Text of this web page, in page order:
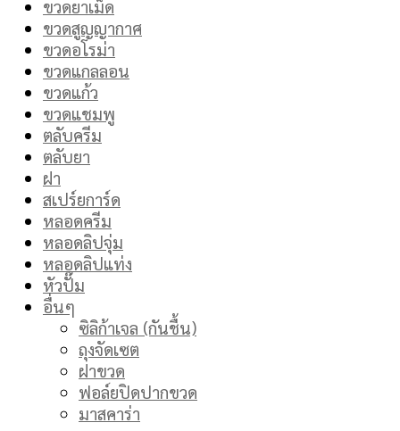
ขวดยาเม็ด
ขวดสูญญากาศ
ขวดอโรม่า
ขวดแกลลอน
ขวดแก้ว
ขวดแชมพู
ตลับครีม
ตลับยา
ฝา
สเปร์ยการ์ด
หลอดครีม
หลอดลิปจุ่ม
หลอดลิปแท่ง
หัวปั๊ม
อื่นๆ
ซิลิก้าเจล (กันชื้น)
ถุงจัดเซต
ฝาขวด
ฟอล์ยปิดปากขวด
มาสคาร่า